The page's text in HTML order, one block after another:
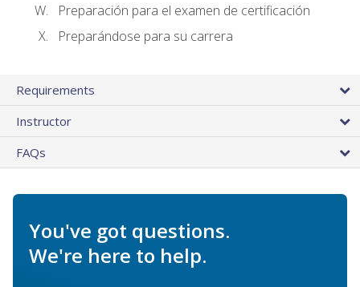
Preparación para el examen de certificación
Preparándose para su carrera
Requirements
Instructor
FAQs
You've got questions.
We're here to help.